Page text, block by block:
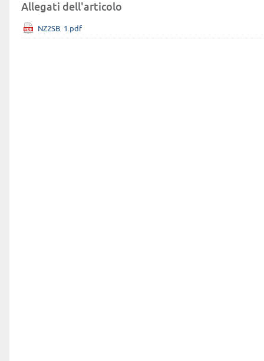
Allegati dell'articolo
NZ2SB_1.pdf